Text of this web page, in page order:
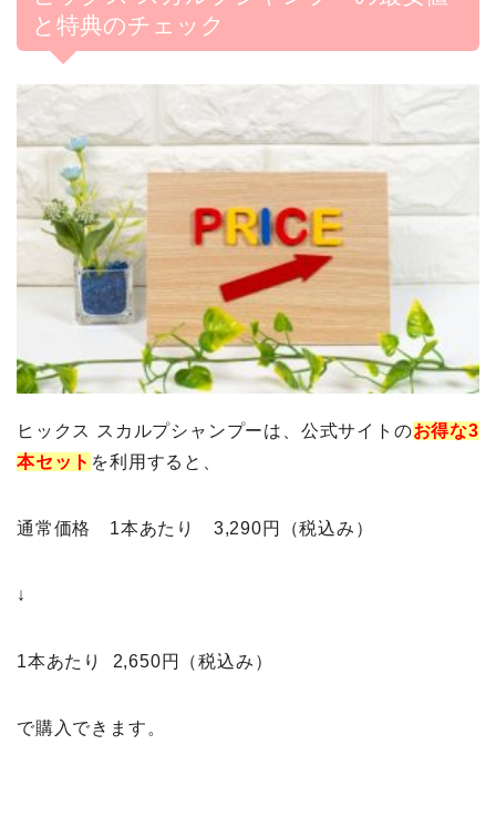
と特典のチェック
ヒックス スカルプシャンプーは、公式サイトのお得な3
本セット を利用すると、
通常価格 1本あたり 3,290円（税込み）
↓
1本あたり 2,650円（税込み）
で購入できます。